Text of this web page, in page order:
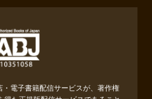
電子書籍配信サービスが、著作権